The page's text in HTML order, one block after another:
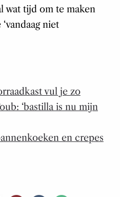
wat tijd om te maken
niet
vul je zo
‘bastilla is nu mijn
en crepes